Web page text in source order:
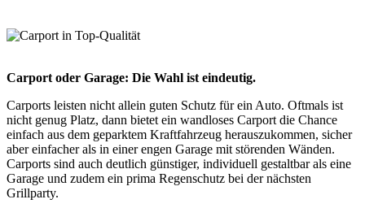
Carport oder Garage: Die Wahl ist eindeutig.
Carports leisten nicht allein guten Schutz für ein Auto. Oftmals ist
nicht genug Platz, dann bietet ein wandloses Carport die Chance
einfach aus dem geparktem Kraftfahrzeug herauszukommen, sicher
aber einfacher als in einer engen Garage mit störenden Wänden.
Carports sind auch deutlich günstiger, individuell gestaltbar als eine
Garage und zudem ein prima Regenschutz bei der nächsten
Grillparty.